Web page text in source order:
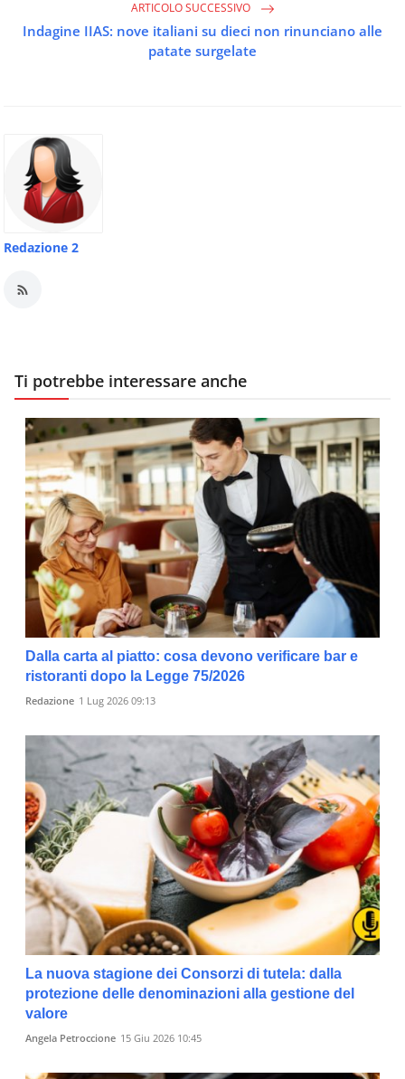
ARTICOLO SUCCESSIVO
Indagine IIAS: nove italiani su dieci non rinunciano alle
patate surgelate
Redazione 2
Ti potrebbe interessare anche
Dalla carta al piatto: cosa devono verificare bar e
ristoranti dopo la Legge 75/2026
Redazione 1 Lug 2026 09:13
La nuova stagione dei Consorzi di tutela: dalla
protezione delle denominazioni alla gestione del
valore
Angela Petroccione 15 Giu 2026 10:45